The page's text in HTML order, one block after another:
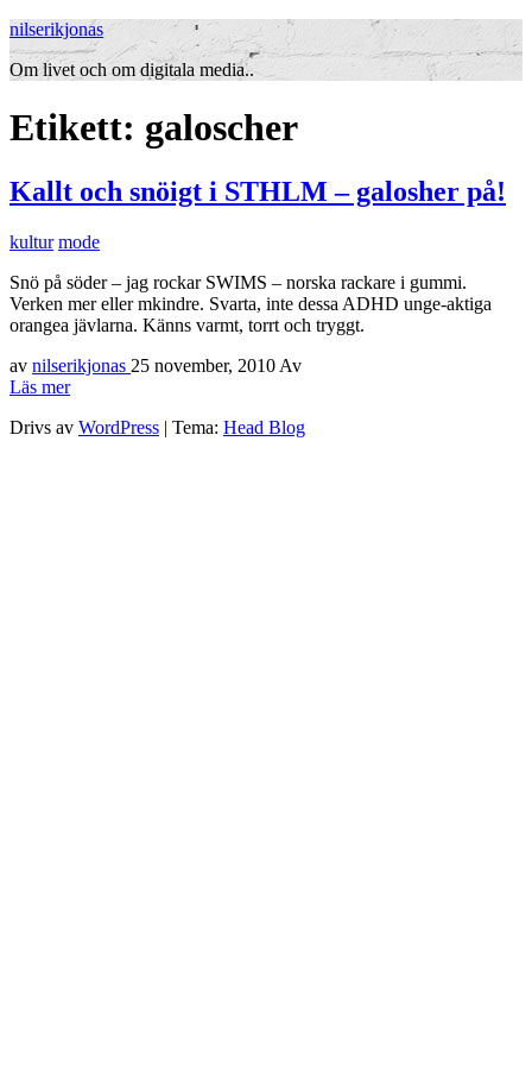
nilserikjonas
Om livet och om digitala media..
Etikett: galoscher
Kallt och snöigt i STHLM – galosher på!
kultur mode
Snö på söder – jag rockar SWIMS – norska rackare i gummi.
Verken mer eller mkindre. Svarta, inte dessa ADHD unge-aktiga
orangea jävlarna. Känns varmt, torrt och tryggt.
av nilserikjonas 25 november, 2010 Av
Läs mer
Drivs av WordPress | Tema: Head Blog